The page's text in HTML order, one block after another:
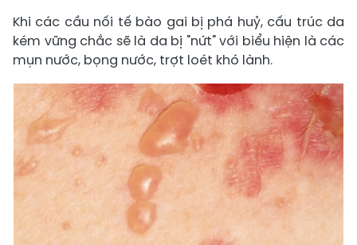
Khi các cầu nối tế bào gai bị phá huỷ, cấu trúc da
kém vững chắc sẽ là da bị "nứt" với biểu hiện là các
mụn nước, bọng nước, trợt loét khó lành.